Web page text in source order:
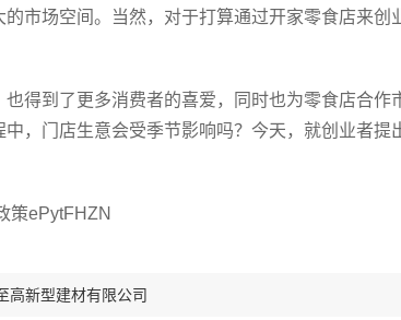
市场空间。当然，对于打算通过开家零食店来创
得到了更多消费者的喜爱，同时也为零食店合作
，门店生意会受季节影响吗？今天，就创业者提
策ePytFHZN
高新型建材有限公司